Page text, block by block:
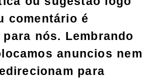
comentário é
nós. Lembrando
anuncios nem
para